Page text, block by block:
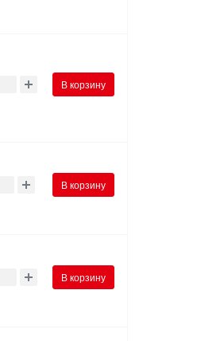
В корзину
В корзину
В корзину